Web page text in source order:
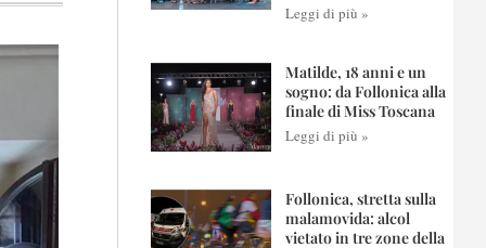
Leggi di più »
Matilde, 18 anni e un
sogno: da Follonica alla
finale di Miss Toscana
Leggi di più »
Follonica, stretta sulla
malamovida: alcol
vietato in tre zone della